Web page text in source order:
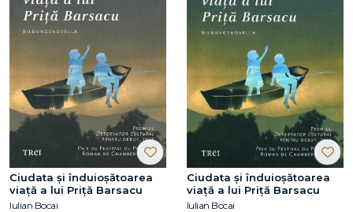
Ciudata și înduioșătoarea
viață a lui Priță Barsacu
Iulian Bocai
Ciudata și înduioșătoarea
viață a lui Priță Barsacu
Iulian Bocai